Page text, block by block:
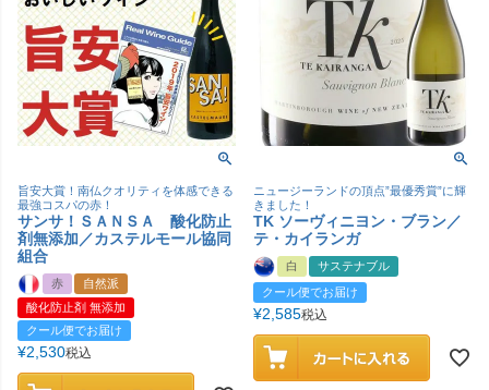
旨安大賞！南仏クオリティを体感できる
最強コスパの赤！
サンサ！ＳＡＮＳＡ 酸化防止
剤無添加／カステルモール協同
組合
赤
自然派
酸化防止剤 無添加
クール便でお届け
¥2,530税込
ニュージーランドの頂点”最優秀賞”に輝
きました！
TK ソーヴィニヨン・ブラン／
テ・カイランガ
白
サステナブル
クール便でお届け
¥2,585税込